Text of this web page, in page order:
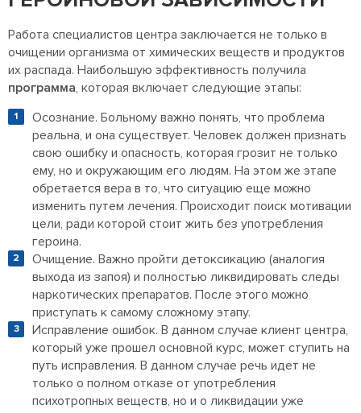
Работа специалистов центра заключается не только в
очищении организма от химических веществ и продуктов
их распада. Наибольшую эффективность получила
программа, которая включает следующие этапы:
Осознание. Больному важно понять, что проблема
реальна, и она существует. Человек должен признать
свою ошибку и опасность, которая грозит не только
ему, но и окружающим его людям. На этом же этапе
обретается вера в то, что ситуацию еще можно
изменить путем лечения. Происходит поиск мотивации
цели, ради которой стоит жить без употребления
героина.
Очищение. Важно пройти детоксикацию (аналогия
выхода из запоя) и полностью ликвидировать следы
наркотических препаратов. После этого можно
приступать к самому сложному этапу.
Исправление ошибок. В данном случае клиент центра,
который уже прошел основной курс, может ступить на
путь исправления. В данном случае речь идет не
только о полном отказе от употребления
психотропных веществ, но и о ликвидации уже